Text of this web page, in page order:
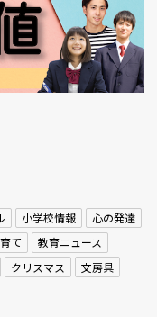
小学校情報
心の発達
て
教育ニュース
クリスマス
文房具